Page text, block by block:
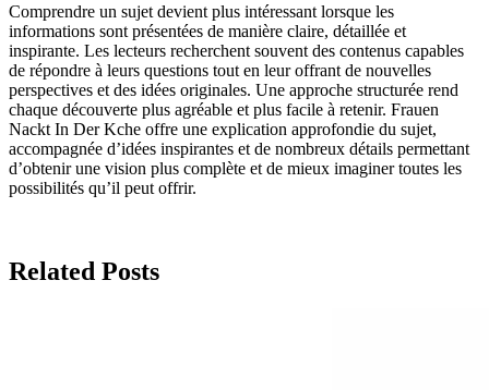
Comprendre un sujet devient plus intéressant lorsque les
informations sont présentées de manière claire, détaillée et
inspirante. Les lecteurs recherchent souvent des contenus capables
de répondre à leurs questions tout en leur offrant de nouvelles
perspectives et des idées originales. Une approche structurée rend
chaque découverte plus agréable et plus facile à retenir. Frauen
Nackt In Der Kche offre une explication approfondie du sujet,
accompagnée d’idées inspirantes et de nombreux détails permettant
d’obtenir une vision plus complète et de mieux imaginer toutes les
possibilités qu’il peut offrir.
Related Posts